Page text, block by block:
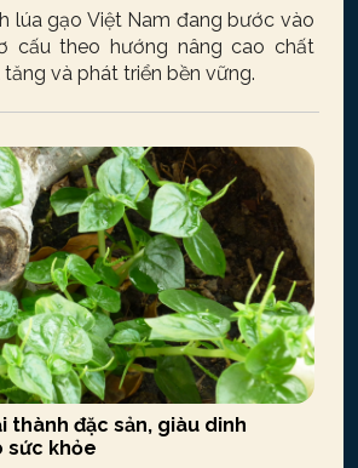
lúa gạo Việt Nam đang bước vào
cấu theo hướng nâng cao chất
và phát triển bền vững.
thành đặc sản, giàu dinh
sức khỏe